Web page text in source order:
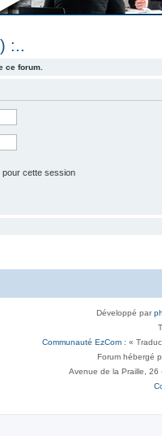
:..
ce forum.
pour cette session
Développé par
Communauté EzCom : «
Forum hébergé
Avenue de la Praille,